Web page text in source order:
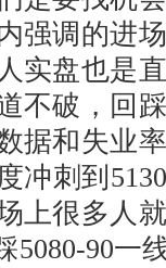
强调的进
实盘也是
不破，回
据和失业
冲刺到
上很多人
5080-90一